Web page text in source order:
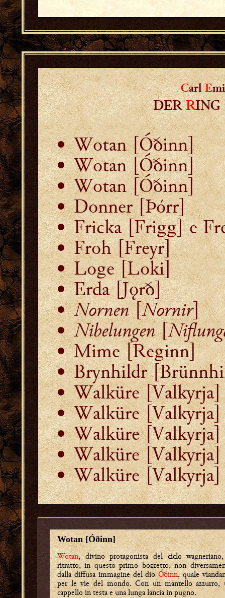
CarlE
DERRING
Wotan [Óðinn]
Wotan [Óðinn]
Wotan [Óðinn]
Donner [Þórr]
Fricka [Frigg] e
Froh [Freyr]
Loge [Loki]
Erda [Jǫrð]
Nornen[Nornir]
Nibelungen[
Mime [Reginn]
Brynhildr
Walküre
Walküre
Walküre
Walküre
Walküre
Wotan [Óðinn]
Wotan, divino protagonista del ciclo
ritratto, in questo primo bozzetto, non
dalla diffusa immagine del dioÓðinn, quale
per le vie del mondo. Con un mantello azzurro,
cappello in testa e una lunga lancia in pugno.